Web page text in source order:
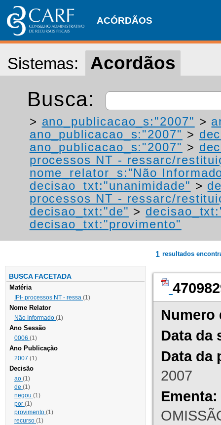
ACÓRDÃOS
Sistemas: Acordãos
Busca:
> ano_publicacao_s:"2007" >
ano_publicacao_s:"2007" >
ano_publicacao_s:"2007" >
processos NT - ressarc/
nome_relator_s:"Não
decisao_txt:"unanimidade" >
processos NT - ressarc/
decisao_txt:"de" >
decisao_txt:"provimento"
BUSCA FACETADA
Matéria
IPI- processos NT - ressa (1)
Nome Relator
Não Informado (1)
Ano Sessão
0006 (1)
Ano Publicação
2007 (1)
Decisão
ao (1)
de (1)
negou (1)
por (1)
provimento (1)
recurso (1)
1 resultados
Numero
Data da
Data da
2007
Ementa: